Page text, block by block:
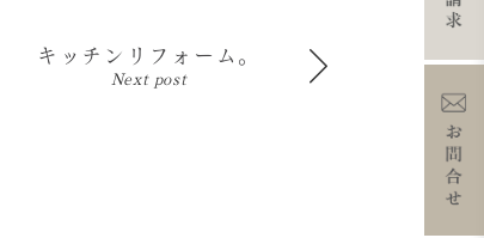
キッチンリフォーム。
Next post